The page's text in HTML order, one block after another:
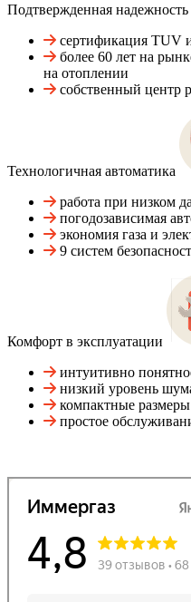
Подтвержденная надежность
сертификация TUV
более 60 лет на
на отоплении
собственный центр
Технологичная автоматика
работа при низком
погодозависимая
экономия газа и
9 систем
Комфорт в эксплуатации
интуитивно
низкий уровень
компактные размеры
простое